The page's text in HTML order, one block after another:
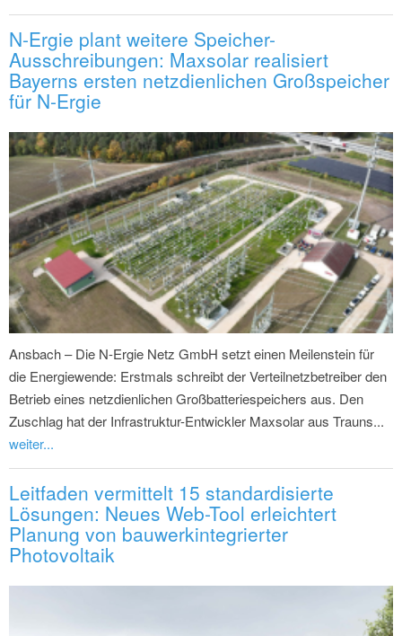
N-Ergie plant weitere Speicher-
Ausschreibungen: Maxsolar realisiert
Bayerns ersten netzdienlichen Großspeicher
für N-Ergie
Ansbach – Die N-Ergie Netz GmbH setzt einen Meilenstein für
die Energiewende: Erstmals schreibt der Verteilnetzbetreiber den
Betrieb eines netzdienlichen Großbatteriespeichers aus. Den
Zuschlag hat der Infrastruktur-Entwickler Maxsolar aus Trauns...
weiter...
Leitfaden vermittelt 15 standardisierte
Lösungen: Neues Web-Tool erleichtert
Planung von bauwerkintegrierter
Photovoltaik